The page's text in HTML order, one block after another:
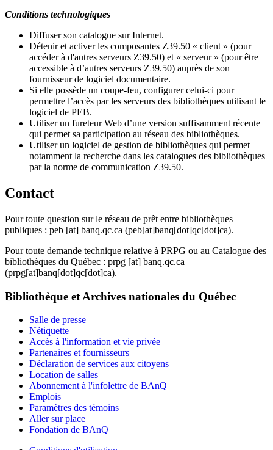
Conditions technologiques
Diffuser son catalogue sur Internet.
Détenir et activer les composantes Z39.50 « client » (pour
accéder à d'autres serveurs Z39.50) et « serveur » (pour être
accessible à d’autres serveurs Z39.50) auprès de son
fournisseur de logiciel documentaire.
Si elle possède un coupe-feu, configurer celui-ci pour
permettre l’accès par les serveurs des bibliothèques utilisant le
logiciel de PEB.
Utiliser un fureteur Web d’une version suffisamment récente
qui permet sa participation au réseau des bibliothèques.
Utiliser un logiciel de gestion de bibliothèques qui permet
notamment la recherche dans les catalogues des bibliothèques
par la norme de communication Z39.50.
Contact
Pour toute question sur le réseau de prêt entre bibliothèques
publiques : peb [at] banq.qc.ca (peb[at]banq[dot]qc[dot]ca).
Pour toute demande technique relative à PRPG ou au Catalogue des
bibliothèques du Québec : prpg [at] banq.qc.ca
(prpg[at]banq[dot]qc[dot]ca).
Bibliothèque et Archives nationales du Québec
Salle de presse
Nétiquette
Accès à l'information et vie privée
Partenaires et fournisseurs
Déclaration de services aux citoyens
Location de salles
Abonnement à l'infolettre de BAnQ
Emplois
Paramètres des témoins
Aller sur place
Fondation de BAnQ